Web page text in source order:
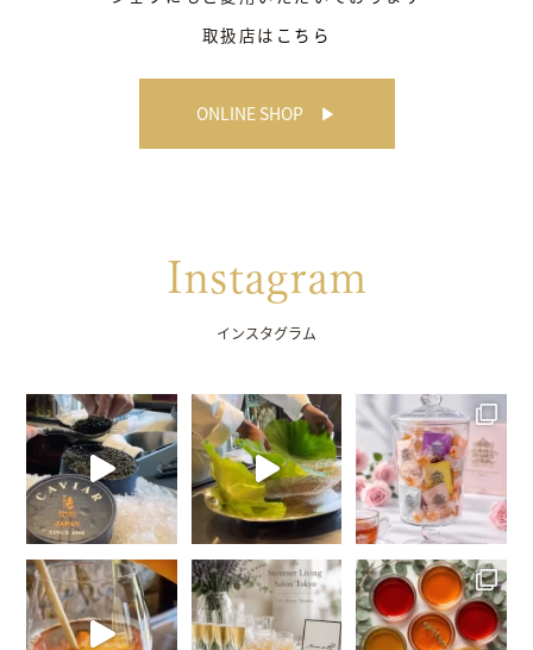
取扱店は こちら
ONLINE SHOP
Instagram
インスタグラム